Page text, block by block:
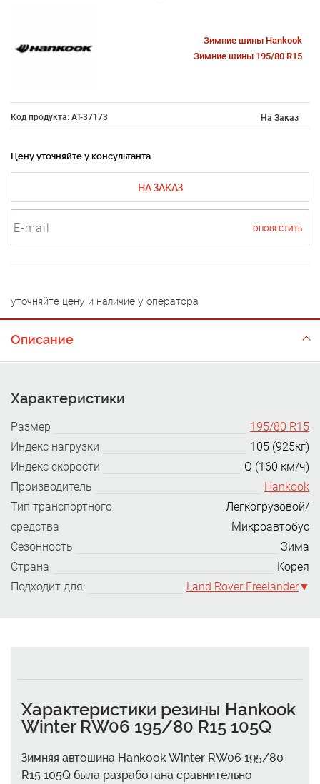
Зимние шины Hankook
Зимние шины 195/80 R15
Код продукта: AT-37173 На Заказ
Цену уточняйте у консультанта
НА ЗАКАЗ
ОПОВЕСТИТЬ
уточняйте цену и наличие у оператора
Описание
Характеристики
Размер
195/80 R15
Индекс нагрузки
105 (925кг)
Индекс скорости
Q (160 км/ч)
Производитель
Hankook
Тип транспортного
средства
Легкогрузовой/
Микроавтобус
Сезонность
Зима
Страна
Корея
Подходит для:
Land Rover Freelander
Характеристики резины Hankook
Winter RW06 195/80 R15 105Q
Зимняя автошина Hankook Winter RW06 195/80
R15 105Q была разработана сравнительно